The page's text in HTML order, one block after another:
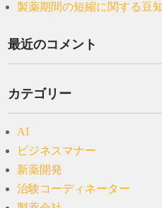
製薬期間の短縮に関する豆
最近のコメント
カテゴリー
AI
ビジネスマナー
新薬開発
治験コーディネーター